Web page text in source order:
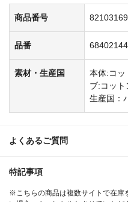
商品番号 82103169
品番 68402144
素材・生産国
本体:コッ
ブ:コッ
生産国：
よくあるご質問
特記事項
※こちらの商品は複数サイトで在庫